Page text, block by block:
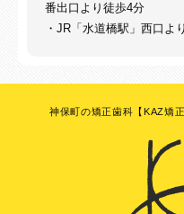
番出口より徒歩4分
・JR「水道橋駅」西口よ
神保町の矯正歯科【KAZ矯